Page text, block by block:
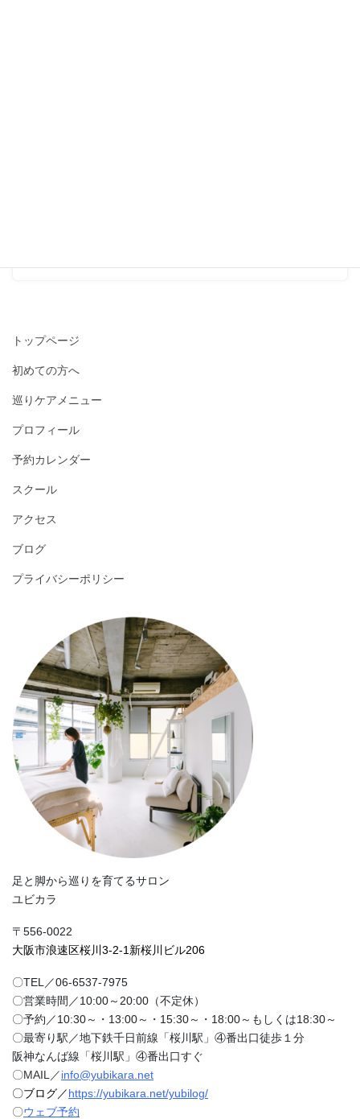
トップページ
初めての方へ
巡りケアメニュー
プロフィール
予約カレンダー
スクール
アクセス
ブログ
プライバシーポリシー
足と脚から巡りを育てるサロン
ユビカラ
〒556-0022
大阪市浪速区桜川3-2-1新桜川ビル206
〇TEL／06-6537-7975
〇営業時間／10:00～20:00（不定休）
〇予約／10:30～・13:00～・15:30～・18:00～もしくは18:30～
〇最寄り駅／地下鉄千日前線「桜川駅」④番出口徒歩１分
阪神なんば線「桜川駅」④番出口すぐ
〇MAIL／info@yubikara.net
〇ブログ／https://yubikara.net/yubilog/
〇ウェブ予約